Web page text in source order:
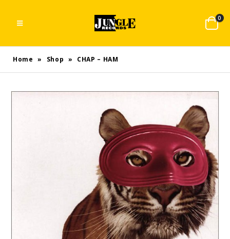
0
Home » Shop » CHAP – HAM